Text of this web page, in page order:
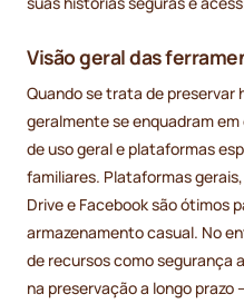
Visão geral das
Quando se trata de
geralmente se enquadram
de uso geral e plataformas
familiares. Plataformas gerais,
Drive e Facebook são ótimos
armazenamento casual. No
de recursos como segurança
na preservação a longo